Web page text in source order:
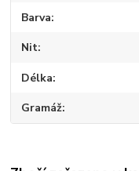
Barva
Nit
Délka
Gramáž